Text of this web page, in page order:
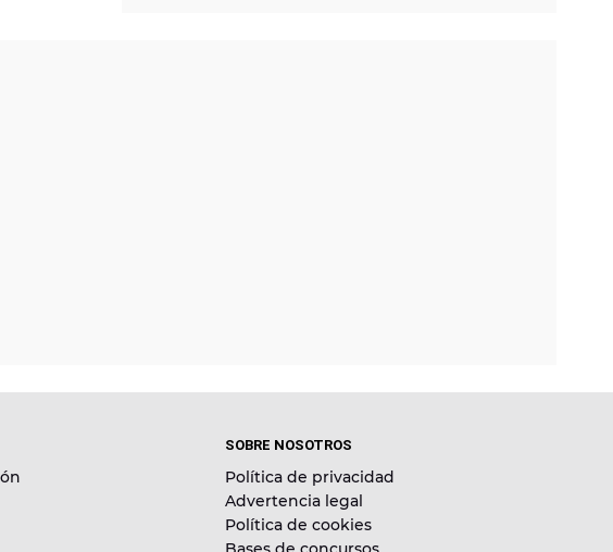
SOBRE NOSOTROS
Política de privacidad
Advertencia legal
Política de cookies